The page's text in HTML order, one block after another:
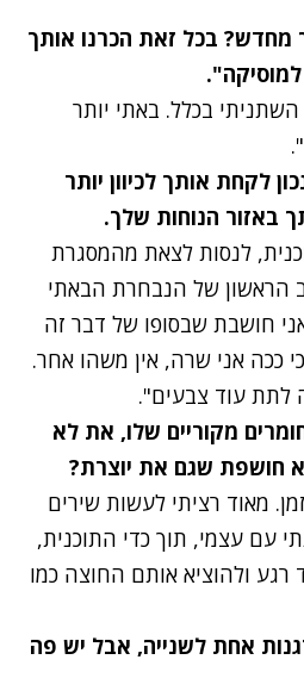
מחדש? בכל זאת הכרנו אותך
בכלל. באתי יותר
לקחת אותך לכיוון יותר
באזור הנוחות שלך.
לנסות לצאת מהמסגרת
הראשון של הנבחרת הבאתי
חושבת שבסופו של דבר זה
ככה אני שרה, אין משהו אחר.
לתת עוד צבעים".
מקוריים שלו, את לא
חושפת שגם את יוצרת?
מאוד רציתי לעשות שירים
עם עצמי, תוך כדי התוכנית,
ולהוציא אותם החוצה כמו
אחת לשנייה, אבל יש פה